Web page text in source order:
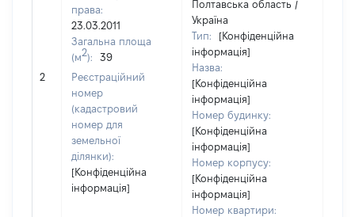
2
права:
23.03.2011
Загальна площа
(м2):
39
Реєстраційний
номер
(кадастровий
номер для
земельної
ділянки):
[Конфіденційна
інформація]
Полтавська область /
Україна
Тип:
[Конфіденційна
інформація]
Назва:
[Конфіденційна
інформація]
Номер будинку:
[Конфіденційна
інформація]
Номер корпусу:
[Конфіденційна
інформація]
Номер квартири: